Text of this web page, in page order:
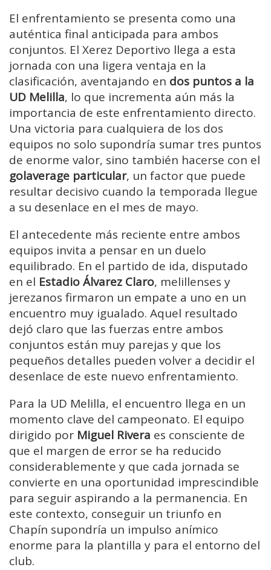
El enfrentamiento se presenta como una
auténtica final anticipada para ambos
conjuntos. El Xerez Deportivo llega a esta
jornada con una ligera ventaja en la
clasificación, aventajando en dos puntos a la
UD Melilla, lo que incrementa aún más la
importancia de este enfrentamiento directo.
Una victoria para cualquiera de los dos
equipos no solo supondría sumar tres puntos
de enorme valor, sino también hacerse con el
golaverage particular, un factor que puede
resultar decisivo cuando la temporada llegue
a su desenlace en el mes de mayo.
El antecedente más reciente entre ambos
equipos invita a pensar en un duelo
equilibrado. En el partido de ida, disputado
en el Estadio Álvarez Claro, melillenses y
jerezanos firmaron un empate a uno en un
encuentro muy igualado. Aquel resultado
dejó claro que las fuerzas entre ambos
conjuntos están muy parejas y que los
pequeños detalles pueden volver a decidir el
desenlace de este nuevo enfrentamiento.
Para la UD Melilla, el encuentro llega en un
momento clave del campeonato. El equipo
dirigido por Miguel Rivera es consciente de
que el margen de error se ha reducido
considerablemente y que cada jornada se
convierte en una oportunidad imprescindible
para seguir aspirando a la permanencia. En
este contexto, conseguir un triunfo en
Chapín supondría un impulso anímico
enorme para la plantilla y para el entorno del
club.